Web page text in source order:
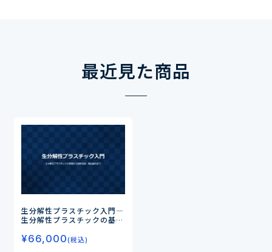
最近見た商品
生分解性プラスチック入門―
生分解性プラスチックの基礎
―
¥66,000(税込)